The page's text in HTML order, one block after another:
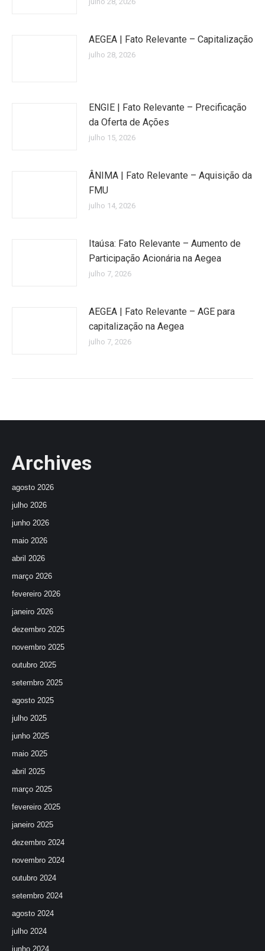
AEGEA | Fato Relevante – Capitalização
julho 28, 2026
ENGIE | Fato Relevante – Precificação
da Oferta de Ações
julho 15, 2026
ÂNIMA | Fato Relevante – Aquisição da
FMU
julho 14, 2026
Itaúsa: Fato Relevante – Aumento de
Participação Acionária na Aegea
julho 7, 2026
AEGEA | Fato Relevante – AGE para
capitalização na Aegea
julho 7, 2026
Archives
agosto 2026
julho 2026
junho 2026
maio 2026
abril 2026
março 2026
fevereiro 2026
janeiro 2026
dezembro 2025
novembro 2025
outubro 2025
setembro 2025
agosto 2025
julho 2025
junho 2025
maio 2025
abril 2025
março 2025
fevereiro 2025
janeiro 2025
dezembro 2024
novembro 2024
outubro 2024
setembro 2024
agosto 2024
julho 2024
junho 2024